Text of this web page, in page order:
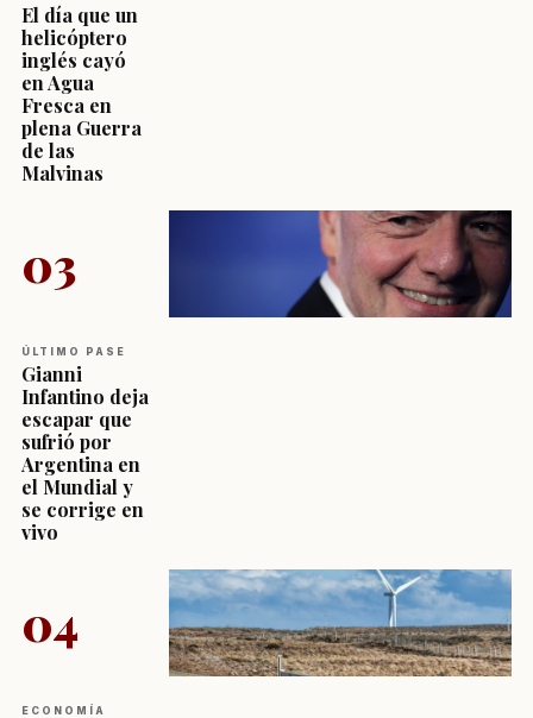
El día que un
helicóptero
inglés cayó
en Agua
Fresca en
plena Guerra
de las
Malvinas
03
ÚLTIMO PASE
Gianni
Infantino deja
escapar que
sufrió por
Argentina en
el Mundial y
se corrige en
vivo
04
ECONOMÍA